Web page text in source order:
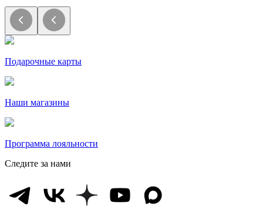
Подарочные карты
Наши магазины
Программа лояльности
Следите за нами